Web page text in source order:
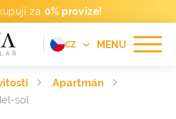
za 0% provize!
MENU
CZ
Apartmán
sol